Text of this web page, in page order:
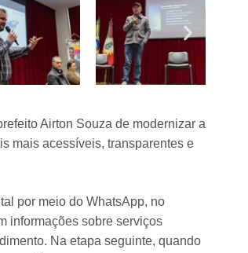
Airton Souza de modernizar a
mais acessíveis, transparentes e
por meio do WhatsApp, no
informações sobre serviços
Na etapa seguinte, quando